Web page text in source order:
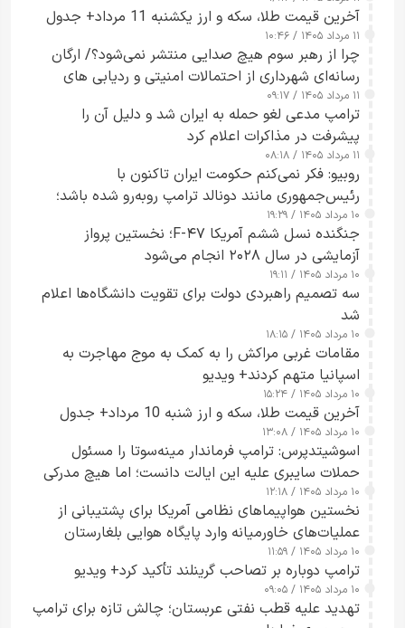
آخرین قیمت طلا، سکه و ارز یکشنبه 11 مرداد+ جدول
۱۱ مرداد ۱۴۰۵ / ۱۰:۴۶
چرا از رهبر سوم هیچ صدایی منتشر نمی‌شود؟/ ارگان
رسانه‌ای شهرداری از احتمالات امنیتی و ردیابی های
جاسوسی گفت
۱۱ مرداد ۱۴۰۵ / ۰۹:۱۷
ترامپ مدعی لغو حمله به ایران شد و دلیل آن را
پیشرفت در مذاکرات اعلام کرد
۱۱ مرداد ۱۴۰۵ / ۰۸:۱۸
روبیو: فکر نمی‌کنم حکومت ایران تاکنون با
رئیس‌جمهوری مانند دونالد ترامپ روبه‌رو شده باشد؛
کسی که واقعاً دست به اقدام می‌زند
۱۰ مرداد ۱۴۰۵ / ۱۹:۲۹
جنگنده نسل ششم آمریکا F-۴۷؛ نخستین پرواز
آزمایشی در سال ۲۰۲۸ انجام می‌شود
۱۰ مرداد ۱۴۰۵ / ۱۹:۱۱
سه تصمیم راهبردی دولت برای تقویت دانشگاه‌ها اعلام
شد
۱۰ مرداد ۱۴۰۵ / ۱۸:۱۵
مقامات غربی مراکش را به کمک به موج مهاجرت به
اسپانیا متهم کردند+ ویدیو
۱۰ مرداد ۱۴۰۵ / ۱۵:۲۴
آخرین قیمت طلا، سکه و ارز شنبه 10 مرداد+ جدول
۱۰ مرداد ۱۴۰۵ / ۱۳:۰۸
اسوشیتدپرس: ترامپ فرماندار مینه‌سوتا را مسئول
حملات سایبری علیه این ایالت دانست؛ اما هیچ مدرکی
ارائه نکرد
۱۰ مرداد ۱۴۰۵ / ۱۲:۱۸
نخستین هواپیماهای نظامی آمریکا برای پشتیبانی از
عملیات‌های خاورمیانه وارد پایگاه هوایی بلغارستان
شدند
۱۰ مرداد ۱۴۰۵ / ۱۱:۵۹
ترامپ دوباره بر تصاحب گرینلند تأکید کرد+ ویدیو
۱۰ مرداد ۱۴۰۵ / ۰۹:۰۵
تهدید علیه قطب نفتی عربستان؛ چالش تازه برای ترامپ